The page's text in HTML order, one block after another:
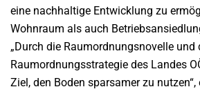
eine nachhaltige Entwicklung zu
Wohnraum als auch
„Durch die Raumordnungsnovelle und
Raumordnungsstrategie des Landes
Ziel, den Boden sparsamer zu nutzen“,